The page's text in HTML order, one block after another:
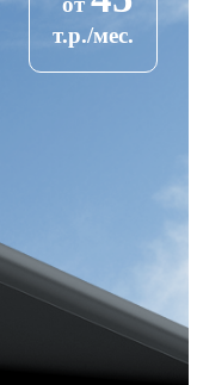
т.р./мес.